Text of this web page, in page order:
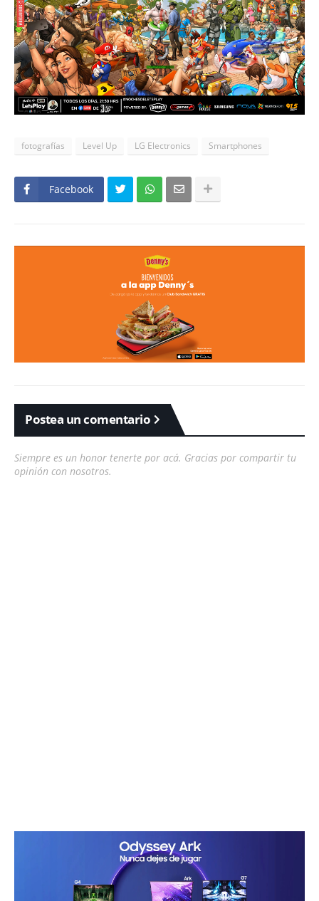
fotografías Level Up LG Electronics Smartphones
Facebook
Postea un comentario
Siempre es un honor tenerte por acá. Gracias por compartir tu
opinión con nosotros.